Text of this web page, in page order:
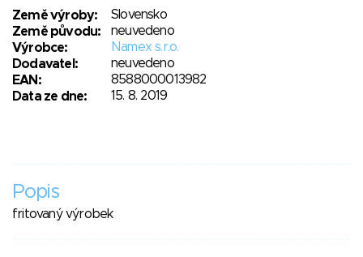
Země výroby:
Slovensko
Země původu:
neuvedeno
Výrobce:
Namex s.r.o.
Dodavatel:
neuvedeno
EAN:
8588000013982
Data ze dne:
15. 8. 2019
Popis
fritovaný výrobek